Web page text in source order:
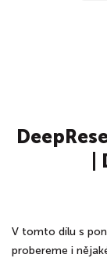
V tomto dílu s
probereme i